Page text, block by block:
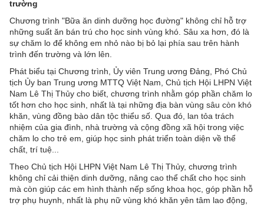
trường
Chương trình "Bữa ăn dinh dưỡng học đường" không chỉ hỗ trợ
những suất ăn bán trú cho học sinh vùng khó. Sâu xa hơn, đó là
sự chăm lo để không em nhỏ nào bị bỏ lại phía sau trên hành
trình đến trường và lớn lên.
Phát biểu tại Chương trình, Ủy viên Trung ương Đảng, Phó Chủ
tịch Ủy ban Trung ương MTTQ Việt Nam, Chủ tịch Hội LHPN Việt
Nam Lê Thị Thủy cho biết, chương trình nhằm góp phần chăm lo
tốt hơn cho học sinh, nhất là tại những địa bàn vùng sâu còn khó
khăn, vùng đồng bào dân tộc thiểu số. Qua đó, lan tỏa trách
nhiệm của gia đình, nhà trường và cộng đồng xã hội trong việc
chăm lo cho trẻ em, giúp học sinh phát triển toàn diện về thể
chất, trí tuệ...
Theo Chủ tịch Hội LHPN Việt Nam Lê Thị Thủy, chương trình
không chỉ cải thiện dinh dưỡng, nâng cao thể chất cho học sinh
mà còn giúp các em hình thành nếp sống khoa học, góp phần hỗ
trợ phụ huynh, nhất là phụ nữ vùng khó khăn yên tâm lao động,